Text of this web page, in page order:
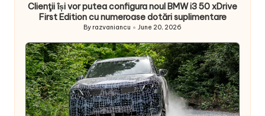
Clienţii își vor putea configura noul BMW i3 50 xDrive
First Edition cu numeroase dotări suplimentare
Posted
By razvaniancu June 20, 2026